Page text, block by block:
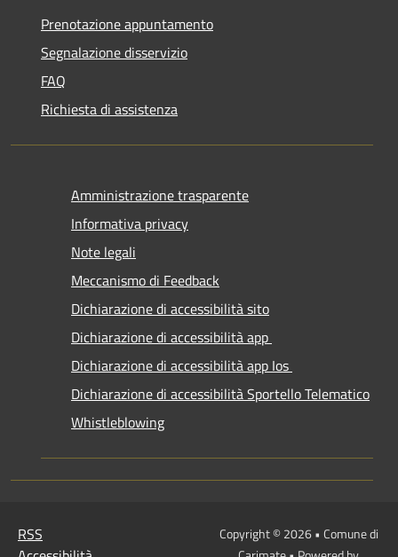
Prenotazione appuntamento
Segnalazione disservizio
FAQ
Richiesta di assistenza
Amministrazione trasparente
Informativa privacy
Note legali
Meccanismo di Feedback
Dichiarazione di accessibilità sito
Dichiarazione di accessibilità app
Dichiarazione di accessibilità app Ios
Dichiarazione di accessibilità Sportello Telematico
Whistleblowing
RSS
Copyright © 2026 • Comune di